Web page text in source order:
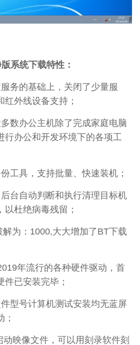
系统下载特性：
务的基础上，关闭了少量服
外线设备支持；
数办公主机除了完成家庭电脑
行办公和开发环境下的各项工
工具，支持批量、快速装机；
台自动判断和执行清理目标机
杜绝病毒残留；
为：1000,大大增加了BT下载
年流行的各种硬件驱动，首
已安装完毕；
型号计算机测试安装均无蓝屏
映像文件，可以用刻录软件刻